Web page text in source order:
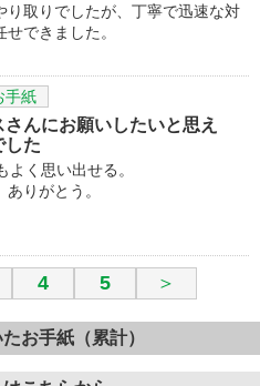
取りでしたが、丁寧で迅速な対
できました。
手紙
んにお願いしたいと思え
した
く思い出せる。
りがとう。
4 5 ＞
お手紙（累計）